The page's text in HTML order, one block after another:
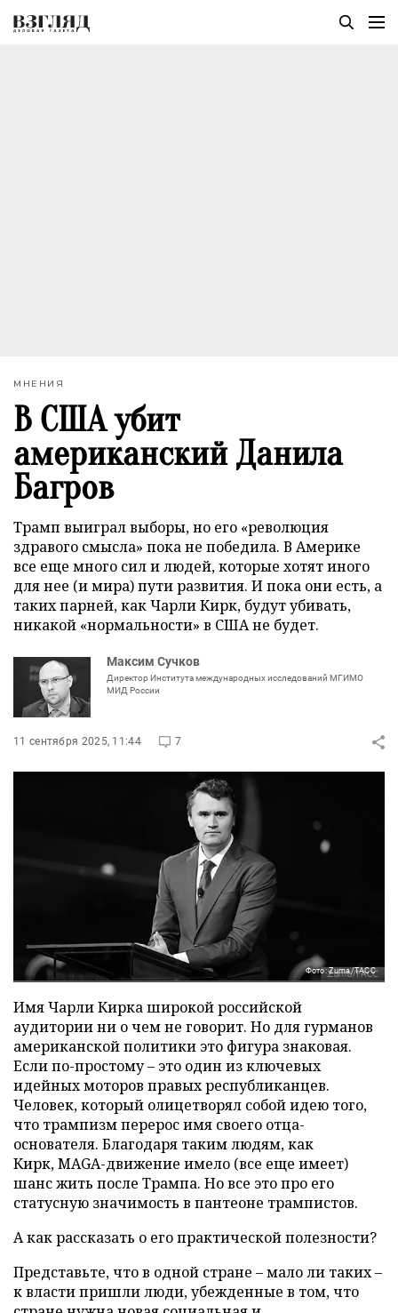
МНЕНИЯ
В США убит
американский Данила
Багров
Трамп выиграл выборы, но его «революция
здравого смысла» пока не победила. В Америке
все еще много сил и людей, которые хотят иного
для нее (и мира) пути развития. И пока они есть, а
таких парней, как Чарли Кирк, будут убивать,
никакой «нормальности» в США не будет.
Максим Сучков
Директор Института международных исследований МГИМО
МИД России
11 сентября 2025, 11:44 7
Фото: Zuma/ТАСС
Имя Чарли Кирка широкой российской
аудитории ни о чем не говорит. Но для гурманов
американской политики это фигура знаковая.
Если по-простому – это один из ключевых
идейных моторов правых республиканцев.
Человек, который олицетворял собой идею того,
что трампизм перерос имя своего отца-
основателя. Благодаря таким людям, как
Кирк, MAGA-движение имело (все еще имеет)
шанс жить после Трампа. Но все это про его
статусную значимость в пантеоне трампистов.
А как рассказать о его практической полезности?
Представьте, что в одной стране – мало ли таких –
к власти пришли люди, убежденные в том, что